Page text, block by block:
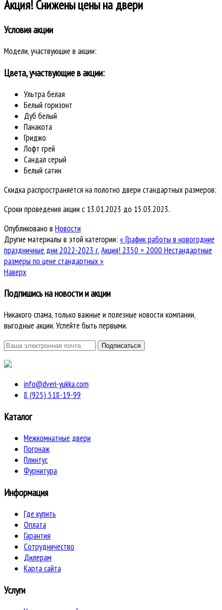
Акция! Снижены цены на двери
Условия акции
Модели, участвующие в акции:
Цвета, участвующие в акции:
Ультра белая
Белый горизонт
Дуб белый
Панакота
Гриджо
Лофт грей
Сандал серый
Белый сатин
Скидка распространяется на полотно двери стандартных размеров:
Сроки проведения акции с 13.01.2023 до 15.03.2023.
Опубликовано в Новости
Другие материалы в этой категории: « График работы в новогодние
праздничные дни 2022-2023 г.Акция! 2350 = 2000 Нестандартные
размеры по цене стандартных »
Наверх
Подпишись на новости и акции
Никакого спама, только важные и полезные новости компании,
выгодные акции. Успейте быть первыми.
info@dveri-yukka.com
8 (925) 518-19-99
Каталог
Межкомнатные двери
Погонаж
Плинтус
Фурнитура
Информация
Где купить
Оплата
Гарантия
Сотрудничество
Дилерам
Карта сайта
Услуги